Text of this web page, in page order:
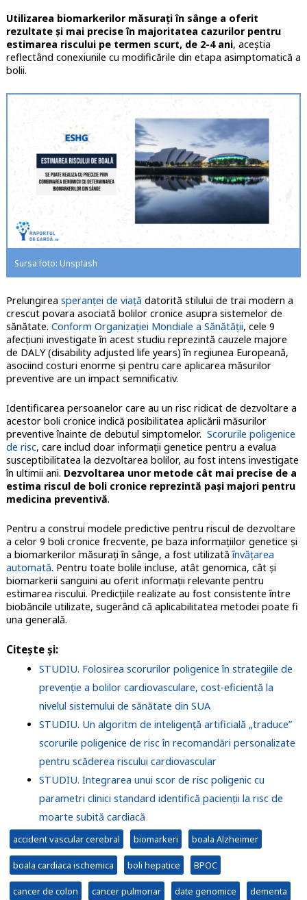
Utilizarea biomarkerilor măsuraţi în sânge a oferit
rezultate şi mai precise în majoritatea cazurilor pentru
estimarea riscului pe termen scurt, de 2-4 ani, aceştia
reflectând conexiunile cu modificările din etapa asimptomatică a
bolii.
Sursa foto: Unsplash
Prelungirea speranţei de viaţă datorită stilului de trai modern a
crescut povara asociată bolilor cronice asupra sistemelor de
sănătate. Conform Organizaţiei Mondiale a Sănătăţii, cele 9
afecţiuni investigate în acest studiu reprezintă cauzele majore
de DALY (disability adjusted life years) în regiunea Europeană,
asociind costuri enorme şi pentru care aplicarea măsurilor
preventive are un impact semnificativ.
Identificarea persoanelor care au un risc ridicat de dezvoltare a
acestor boli cronice indică posibilitatea aplicării măsurilor
preventive înainte de debutul simptomelor. Scorurile poligenice
de risc, care includ doar informaţii genetice pentru a evalua
susceptibilitatea la dezvoltarea bolilor, au fost intens investigate
în ultimii ani. Dezvoltarea unor metode cât mai precise de a
estima riscul de boli cronice reprezintă paşi majori pentru
medicina preventivă.
Pentru a construi modele predictive pentru riscul de dezvoltare
a celor 9 boli cronice frecvente, pe baza informaţiilor genetice şi
a biomarkerilor măsuraţi în sânge, a fost utilizatăînvăţarea
automată. Pentru toate bolile incluse, atât genomica, cât şi
biomarkerii sanguini au oferit informaţii relevante pentru
estimarea riscului. Predicţiile realizate au fost consistente între
biobăncile utilizate, sugerând că aplicabilitatea metodei poate fi
una generală.
Citeşte şi:
STUDIU. Folosirea scorurilor poligenice în strategiile de
prevenție a bolilor cardiovasculare, cost-eficientă la
nivelul sistemului de sănătate din SUA
STUDIU. Un algoritm de inteligență artificială „traduce”
scorurile poligenice de risc în recomandări personalizate
pentru scăderea riscului cardiovascular
STUDIU. Integrarea unui scor de risc poligenic cu
parametri clinici standard identifică pacienții la risc de
moarte subită cardiacă
accident vascular cerebral biomarkeri boala Alzheimer
boala cardiaca ischemica boli hepatice BPOC
cancer de colon cancer pulmonar date genomice dementa